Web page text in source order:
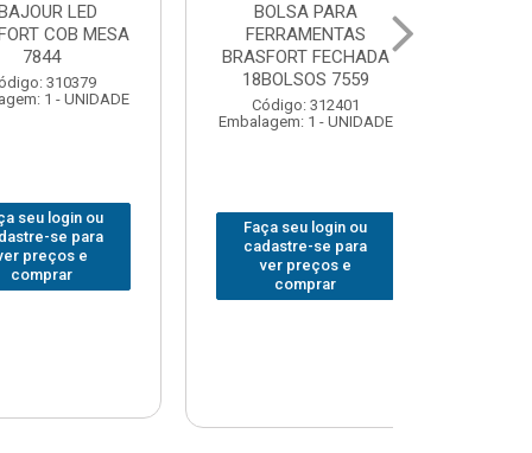
PARA
7559
312401
login ou
se para
e
GRAMPO MARCENEIRO
SARGENTO BRASFORT
80x 250
Código: 312649
Embalagem: 1 - UNIDADE
Faça seu login ou
cadastre-se para
ver preços e
comprar